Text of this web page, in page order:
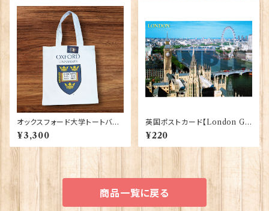
オックスフォード大学トートバッ
グ Elgate Products 90378
¥3,300
英国ポストカード【London G】
J.Salmon 90083-045
¥220
商品一覧に戻る